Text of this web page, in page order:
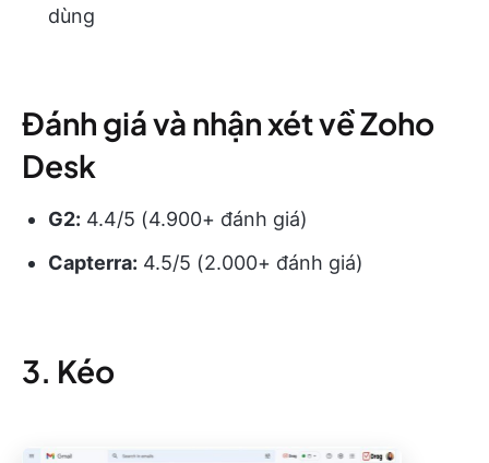
dùng
Đánh giá và nhận xét về Zoho
Desk
G2: 4.4/5 (4.900+ đánh giá)
Capterra: 4.5/5 (2.000+ đánh giá)
3. Kéo